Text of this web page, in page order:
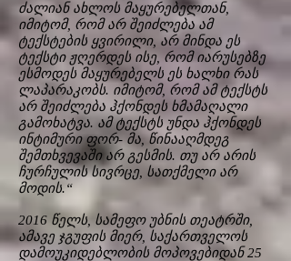
ძალიან ახლოს მაყურებელთან,
იმიტომ, რომ არ შეიძლება ამ
ტექსტების ყვირილი, არ მინდა ეს
ტექსტი ჟღერდეს ისე, რომ იარუსებზე
ესმოდეს მაყურებელს ეს ხალხი რას
ლაპარაკობს. იმიტომ, რომ ამ ტექსტს
არ შეიძლება ჰქონდეს ხმამაღალი
გამოხატვა. ამ ტექსტს უნდა ჰქონდეს
ინტიმური ფორ- მა, წინააღმდეგ
შემთხვევაში არ გესმის. თუ არ არის
ჩურჩულის სივრცე, სათქმელი არ
მოდის.“
2016 წელს, სამეფო უბნის თეატრში,
ამავე ჯგუფის მიერ, საქართველოს
დამოუკიდებლობის მოპოვებიდან 25